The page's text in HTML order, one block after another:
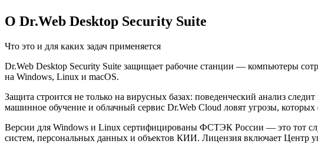
О Dr.Web Desktop Security Suite
Что это и для каких задач применяется
Dr.Web Desktop Security Suite защищает рабочие станции — компьютеры
на Windows, Linux и macOS.
Защита строится не только на вирусных базах: поведенческий анализ
машинное обучение и облачный сервис Dr.Web Cloud ловят угрозы, которых
Версии для Windows и Linux сертифицированы ФСТЭК России — это тот
систем, персональных данных и объектов КИИ. Лицензия включает Центр